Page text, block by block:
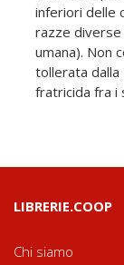
inferiori delle
razze diverse
umana). Non
tollerata dalla
fratricida fra i
LIBRERIE.COOP
Chi siamo